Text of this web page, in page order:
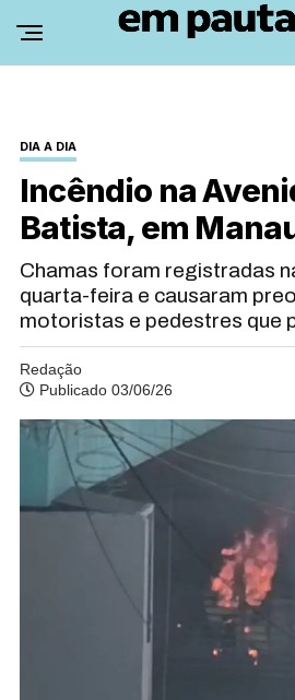
DIA A DIA
Incêndio na
Batista, em
Chamas foram registradas
quarta-feira e causaram
motoristas e pedestres que
Redação
Publicado 03/06/26